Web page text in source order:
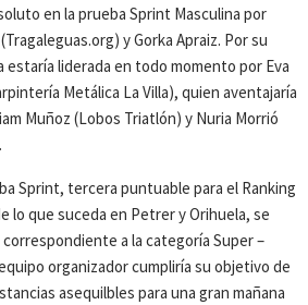
en la prueba Sprint Masculina por
y Gorka Apraiz. Por su
liderada en todo momento por Eva
Metálica La Villa), quien aventajaría
Muñoz (Lobos Triatlón) y Nuria Morrió
Sprint, tercera puntuable para el Ranking
lo que suceda en Petrer y Orihuela, se
a la categoría Super –
organizador cumpliría su objetivo de
asequilbles para una gran mañana